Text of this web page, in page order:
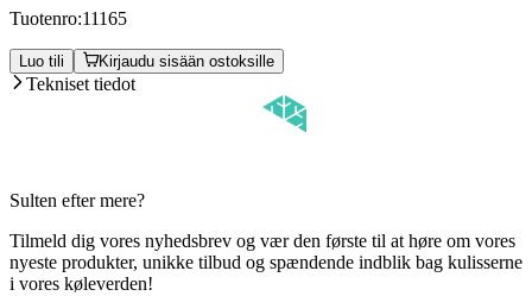
Tuotenro:11165
Luo tili Kirjaudu sisään ostoksille
Tekniset tiedot
Sulten efter mere?
Tilmeld dig vores nyhedsbrev og vær den første til at høre om vores
nyeste produkter, unikke tilbud og spændende indblik bag kulisserne
i vores køleverden!